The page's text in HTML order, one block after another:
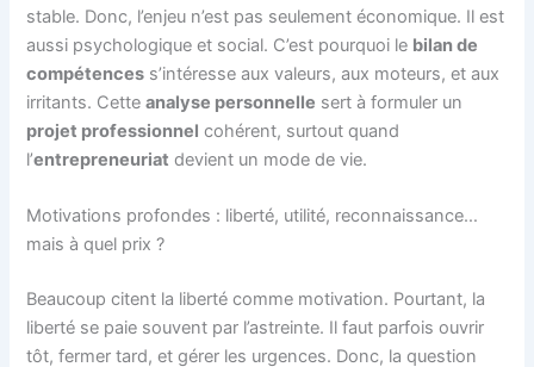
stable. Donc, l’enjeu n’est pas seulement économique. Il est
aussi psychologique et social. C’est pourquoi le bilan de
compétences s’intéresse aux valeurs, aux moteurs, et aux
irritants. Cetteanalyse personnelle sert à formuler un
projet professionnel cohérent, surtout quand
l’entrepreneuriat devient un mode de vie.
Motivations profondes : liberté, utilité, reconnaissance…
mais à quel prix ?
Beaucoup citent la liberté comme motivation. Pourtant, la
liberté se paie souvent par l’astreinte. Il faut parfois ouvrir
tôt, fermer tard, et gérer les urgences. Donc, la question